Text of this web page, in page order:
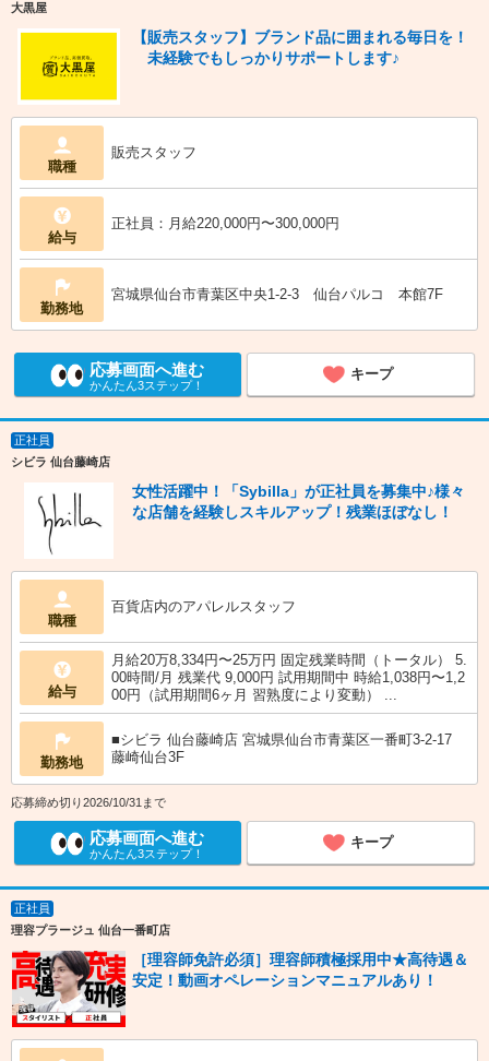
大黒屋
【販売スタッフ】ブランド品に囲まれる毎日を！
未経験でもしっかりサポートします♪
職種
販売スタッフ
給与
正社員：月給220,000円〜300,000円
勤務地
宮城県仙台市青葉区中央1-2-3 仙台パルコ 本館7F
応募画面へ進む
かんたん3ステップ！
キープ
正社員
シビラ 仙台藤崎店
女性活躍中！「Sybilla」が正社員を募集中♪様々
な店舗を経験しスキルアップ！残業ほぼなし！
職種
百貨店内のアパレルスタッフ
給与
月給20万8,334円〜25万円 固定残業時間（トータル） 5.
00時間/月 残業代 9,000円 試用期間中 時給1,038円〜1,2
00円（試用期間6ヶ月 習熟度により変動） ...
勤務地
■シビラ 仙台藤崎店 宮城県仙台市青葉区一番町3-2-17
藤崎仙台3F
応募締め切り2026/10/31まで
応募画面へ進む
かんたん3ステップ！
キープ
正社員
理容プラージュ 仙台一番町店
［理容師免許必須］理容師積極採用中★高待遇＆
安定！動画オペレーションマニュアルあり！